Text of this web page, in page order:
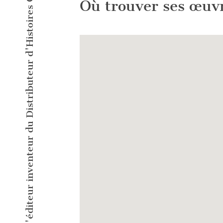
L'éditeur inventeur du Distributeur d'Histoires Courtes ! Où trouver ses